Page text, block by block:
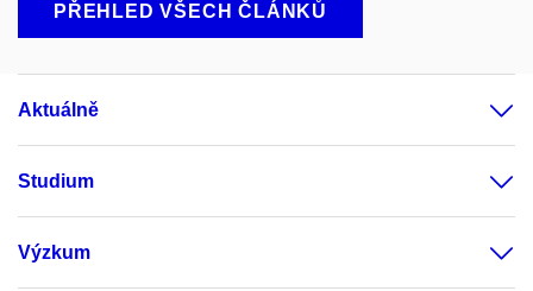
PŘEHLED VŠECH ČLÁNKŮ
Aktuálně
Studium
Výzkum